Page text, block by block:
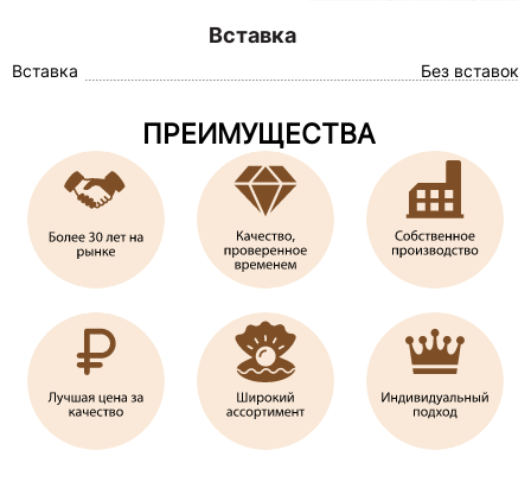
Вставка
Вставка Без вставок
ПРЕИМУЩЕСТВА